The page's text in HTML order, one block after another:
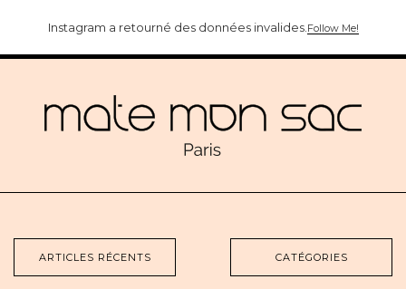
Instagram a retourné des données invalides. Follow Me!
ARTICLES RÉCENTS CATÉGORIES